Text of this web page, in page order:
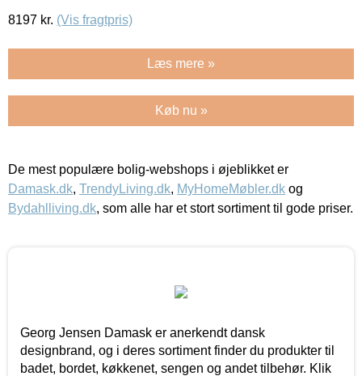
8197 kr. (Vis fragtpris)
Læs mere »
Køb nu »
De mest populære bolig-webshops i øjeblikket er
Damask.dk, TrendyLiving.dk, MyHomeMøbler.dk og
Bydahlliving.dk, som alle har et stort sortiment til gode priser.
Georg Jensen Damask er anerkendt dansk
designbrand, og i deres sortiment finder du produkter til
badet, bordet, køkkenet, sengen og andet tilbehør. Klik